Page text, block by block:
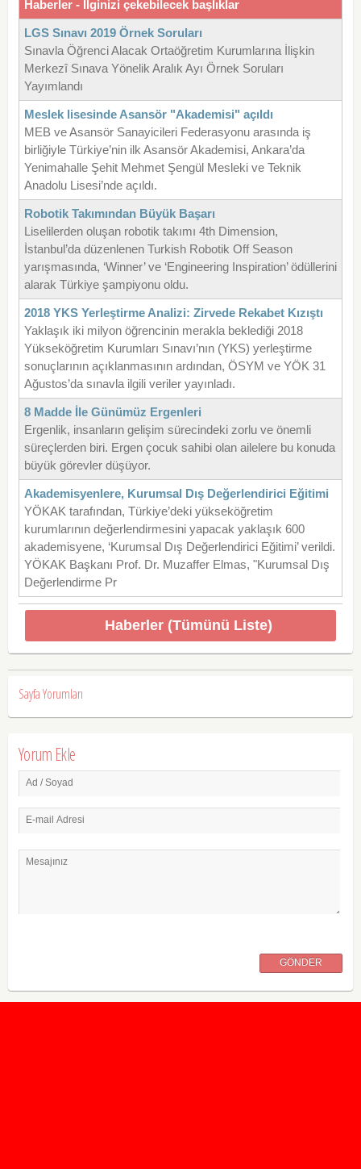
Haberler - İlginizi çekebilecek başlıklar
LGS Sınavı 2019 Örnek Soruları
Sınavla Öğrenci Alacak Ortaöğretim Kurumlarına İlişkin
Merkezî Sınava Yönelik Aralık Ayı Örnek Soruları
Yayımlandı
Meslek lisesinde Asansör "Akademisi" açıldı
MEB ve Asansör Sanayicileri Federasyonu arasında iş
birliğiyle Türkiye’nin ilk Asansör Akademisi, Ankara’da
Yenimahalle Şehit Mehmet Şengül Mesleki ve Teknik
Anadolu Lisesi’nde açıldı.
Robotik Takımından Büyük Başarı
Liselilerden oluşan robotik takımı 4th Dimension,
İstanbul’da düzenlenen Turkish Robotik Off Season
yarışmasında, ‘Winner’ ve ‘Engineering Inspiration’ ödüllerini
alarak Türkiye şampiyonu oldu.
2018 YKS Yerleştirme Analizi: Zirvede Rekabet Kızıştı
Yaklaşık iki milyon öğrencinin merakla beklediği 2018
Yükseköğretim Kurumları Sınavı’nın (YKS) yerleştirme
sonuçlarının açıklanmasının ardından, ÖSYM ve YÖK 31
Ağustos’da sınavla ilgili veriler yayınladı.
8 Madde İle Günümüz Ergenleri
Ergenlik, insanların gelişim sürecindeki zorlu ve önemli
süreçlerden biri. Ergen çocuk sahibi olan ailelere bu konuda
büyük görevler düşüyor.
Akademisyenlere, Kurumsal Dış Değerlendirici Eğitimi
YÖKAK tarafından, Türkiye’deki yükseköğretim
kurumlarının değerlendirmesini yapacak yaklaşık 600
akademisyene, ‘Kurumsal Dış Değerlendirici Eğitimi’ verildi.
YÖKAK Başkanı Prof. Dr. Muzaffer Elmas, "Kurumsal Dış
Değerlendirme Pr
Haberler (Tümünü Liste)
Sayfa Yorumları
Yorum Ekle
Ad / Soyad
E-mail Adresi
Mesajınız
GÖNDER